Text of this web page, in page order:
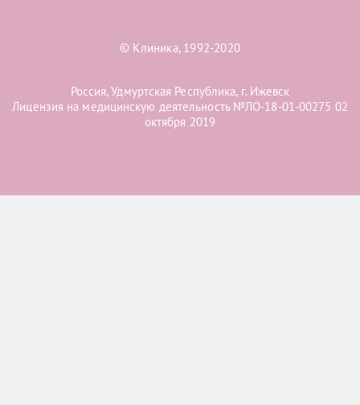
© Клиника, 1992-2020
Россия, Удмуртская Республика, г. Ижевск
Лицензия на медицинскую деятельность №ЛО-18-01-00275 02
октября 2019